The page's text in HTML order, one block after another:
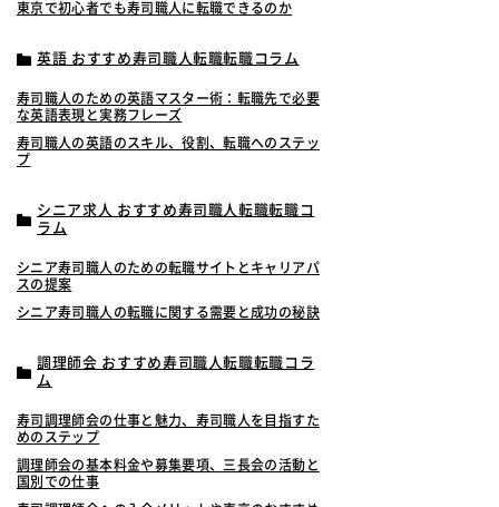
東京で初心者でも寿司職人に転職できるのか
英語 おすすめ寿司職人転職転職コラム
寿司職人のための英語マスター術：転職先で必要
な英語表現と実務フレーズ
寿司職人の英語のスキル、役割、転職へのステッ
プ
シニア求人 おすすめ寿司職人転職転職コ
ラム
シニア寿司職人のための転職サイトとキャリアパ
スの提案
シニア寿司職人の転職に関する需要と成功の秘訣
調理師会 おすすめ寿司職人転職転職コラ
ム
寿司調理師会の仕事と魅力、寿司職人を目指すた
めのステップ
調理師会の基本料金や募集要項、三長会の活動と
国別での仕事